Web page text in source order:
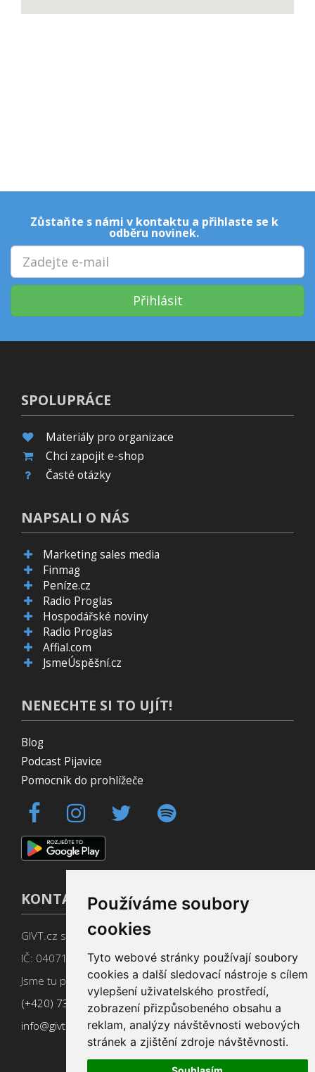
Používáme soubory
cookies
Tyto webové stránky používají soubory
cookies a další sledovací nástroje s cílem
vylepšení uživatelského prostředí,
zobrazení přizpůsobeného obsahu a
reklam, analýzy návštěvnosti webových
stránek a zjištění zdroje návštěvnosti.
Zůstaňte s námi v kontaktu a přihlaste se k
odběru novinek.
Přihlásit
SPOLUPRÁCE
Materiály pro organizace
Chci zapojit e-shop
Časté otázky
NAPSALI O NÁS
Marketing sales media
Finmag
Peníze.cz
Radio Proglas
Hospodářské noviny
Radio Proglas
Affial.com
JsmeÚspěšní.cz
NENECHTE SI TO UJÍT!
Blog
Podcast Pijavice
Pomocník do prohlížeče
KONTAKT
GIVT.cz s. r. o., Dolní nám. 16, 779 00 Olomouc
IČ: 04071433
Jsme tu pro Vás od 9:00 do 17:00
(+420) 737 266 402
info@givt.cz